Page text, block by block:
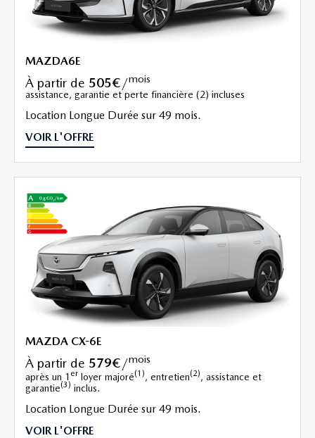
MAZDA6E
à partir de 505€/mois
assistance, garantie et perte financière (2) incluses
Location Longue Durée sur 49 mois.
VOIR L'OFFRE
MAZDA CX-6E
à partir de 579€/mois
après un 1 er loyer majoré(1), entretien(2), assistance et
garantie(3) inclus.
Location Longue Durée sur 49 mois.
VOIR L'OFFRE